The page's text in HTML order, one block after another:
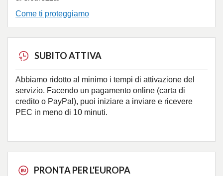
Come ti proteggiamo
SUBITO ATTIVA
Abbiamo ridotto al minimo i tempi di attivazione del
servizio. Facendo un pagamento online (carta di
credito o PayPal), puoi iniziare a inviare e ricevere
PEC in meno di 10 minuti.
PRONTA PER L'EUROPA